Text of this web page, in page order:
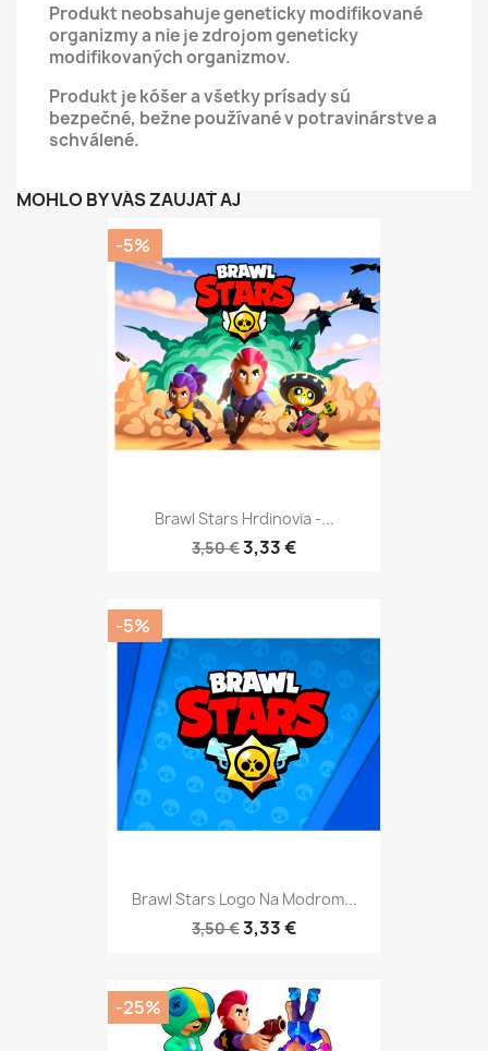
Produkt neobsahuje geneticky modifikované
organizmy a nie je zdrojom geneticky
modifikovaných organizmov.
Produkt je kóšer a všetky prísady sú
bezpečné, bežne používané v potravinárstve a
schválené.
MOHLO BY VÁS ZAUJAŤ AJ
Brawl Stars Hrdinovia -...
3,50 €3,33 €
-5%
Brawl Stars Logo Na Modrom...
3,50 €3,33 €
-5%
-25%